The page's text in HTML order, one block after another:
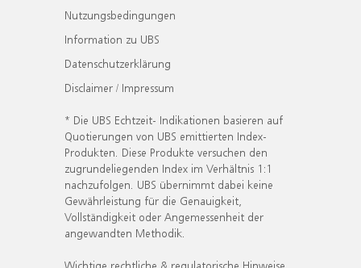
Nutzungsbedingungen
Information zu UBS
Datenschutzerklärung
Disclaimer / Impressum
* Die UBS Echtzeit- Indikationen basieren auf
Quotierungen von UBS emittierten Index-
Produkten. Diese Produkte versuchen den
zugrundeliegenden Index im Verhältnis 1:1
nachzufolgen. UBS übernimmt dabei keine
Gewährleistung für die Genauigkeit,
Vollständigkeit oder Angemessenheit der
angewandten Methodik.